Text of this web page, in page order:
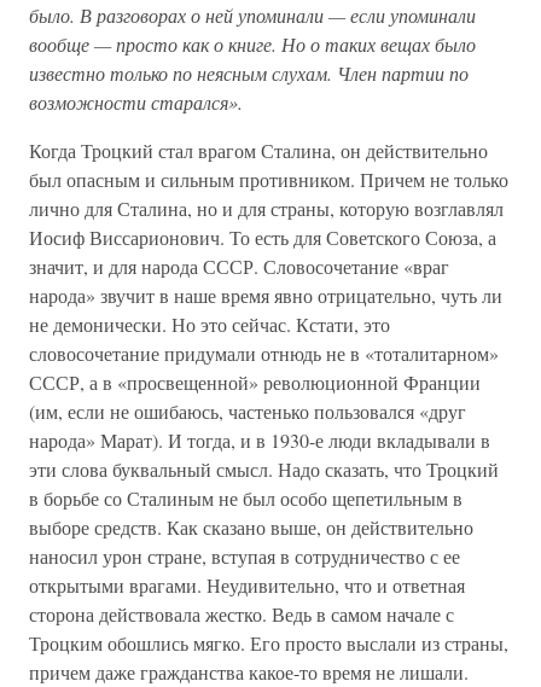
было. В разговорах о ней упоминали — если упоминали
вообще — просто как о книге. Но о таких вещах было
известно только по неясным слухам. Член партии по
возможности старался».
Когда Троцкий стал врагом Сталина, он действительно
был опасным и сильным противником. Причем не только
лично для Сталина, но и для страны, которую возглавлял
Иосиф Виссарионович. То есть для Советского Союза, а
значит, и для народа СССР. Словосочетание «враг
народа» звучит в наше время явно отрицательно, чуть ли
не демонически. Но это сейчас. Кстати, это
словосочетание придумали отнюдь не в «тоталитарном»
СССР, а в «просвещенной» революционной Франции
(им, если не ошибаюсь, частенько пользовался «друг
народа» Марат). И тогда, и в 1930-е люди вкладывали в
эти слова буквальный смысл. Надо сказать, что Троцкий
в борьбе со Сталиным не был особо щепетильным в
выборе средств. Как сказано выше, он действительно
наносил урон стране, вступая в сотрудничество с ее
открытыми врагами. Неудивительно, что и ответная
сторона действовала жестко. Ведь в самом начале с
Троцким обошлись мягко. Его просто выслали из страны,
причем даже гражданства какое-то время не лишали.